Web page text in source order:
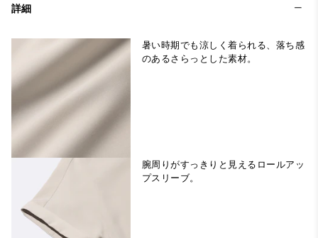
詳細
暑い時期でも涼しく着られる、落ち感
のあるさらっとした素材。
腕周りがすっきりと見えるロールアッ
プスリーブ。